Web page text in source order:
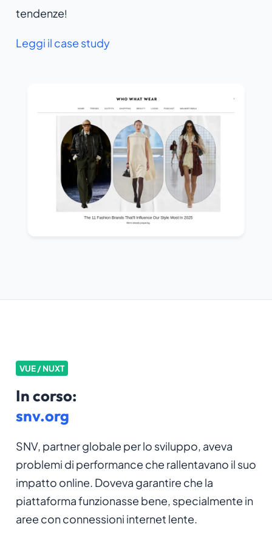
tendenze!
Leggi il case study
VUE / NUXT
In corso:
snv.org
SNV, partner globale per lo sviluppo, aveva
problemi di performance che rallentavano il suo
impatto online. Doveva garantire che la
piattaforma funzionasse bene, specialmente in
aree con connessioni internet lente.